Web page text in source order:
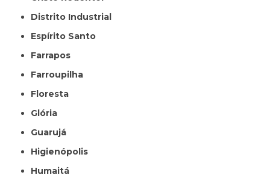
Distrito Industrial
Espírito Santo
Farrapos
Farroupilha
Floresta
Glória
Guarujá
Higienópolis
Humaitá